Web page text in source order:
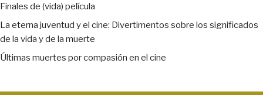
Finales de (vida) película
La eterna juventud y el cine: Divertimentos sobre los significados
de la vida y de la muerte
Últimas muertes por compasión en el cine